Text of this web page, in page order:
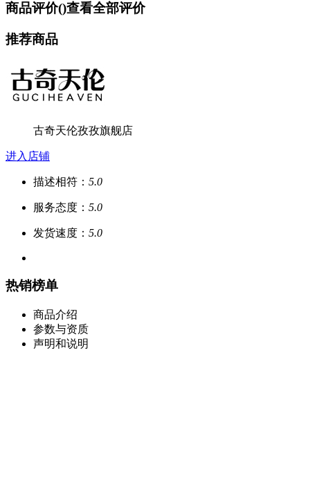
商品评价()查看全部评价
推荐商品
古奇天伦孜孜旗舰店
进入店铺
描述相符： 5.0
服务态度： 5.0
发货速度： 5.0
热销榜单
商品介绍
参数与资质
声明和说明